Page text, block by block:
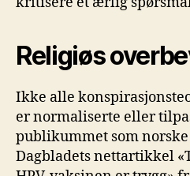
Religiøs
Ikke alle
er normaliserte eller
publikummet som
Dagbladets nettartikkel